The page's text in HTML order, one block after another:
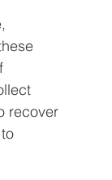
recover